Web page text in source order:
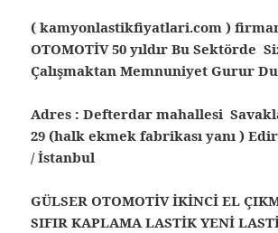
( kamyonlastikfiyatlari.com )
OTOMOTİV 50 yıldır Bu Sektörde
Çalışmaktan Memnuniyet Gurur
Adres : Defterdar mahallesi
29 (halk ekmek fabrikası yanı )
/ İstanbul
GÜLSER OTOMOTİV İKİNCİ EL
SIFIR KAPLAMA LASTİK YENİ